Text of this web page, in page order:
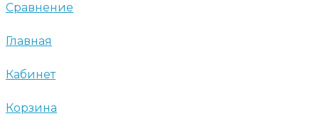
Сравнение
Главная
Кабинет
Корзина